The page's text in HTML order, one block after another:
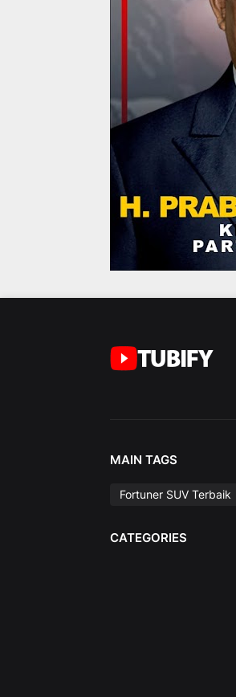
MAIN TAGS
Fortuner SUV Terbaik
CATEGORIES